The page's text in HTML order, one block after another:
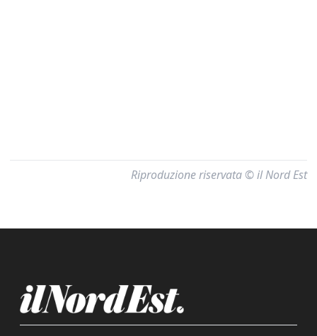
Riproduzione riservata © il Nord Est